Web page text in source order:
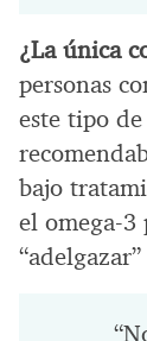
¿La única
personas
este tipo
bajo
el omega-3